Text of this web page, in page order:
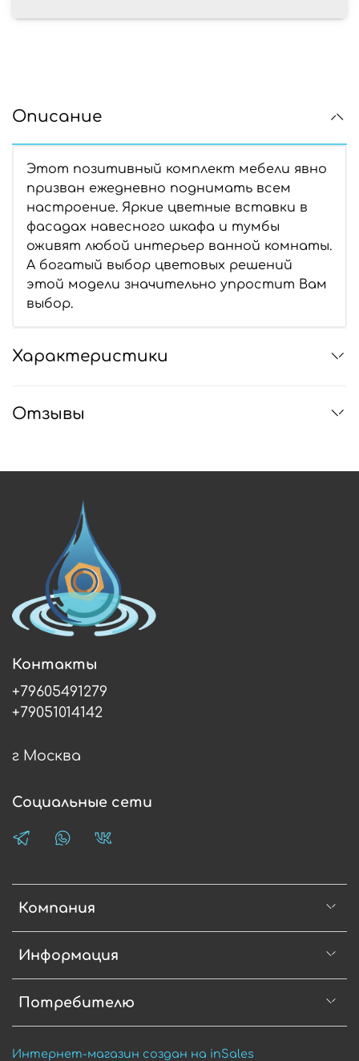
Описание
Этот позитивный комплект мебели явно
призван ежедневно поднимать всем
настроение. Яркие цветные вставки в
фасадах навесного шкафа и тумбы
оживят любой интерьер ванной комнаты.
А богатый выбор цветовых решений
этой модели значительно упростит Вам
выбор.
Характеристики
Отзывы
Компания
Информация
Потребителю
Контакты
+79605491279
+79051014142
г Москва
Социальные сети
Интернет-магазин создан на inSales